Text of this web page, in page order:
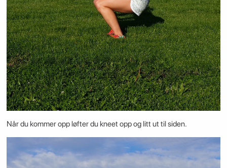
Når du kommer opp løfter du kneet opp og litt ut til siden.